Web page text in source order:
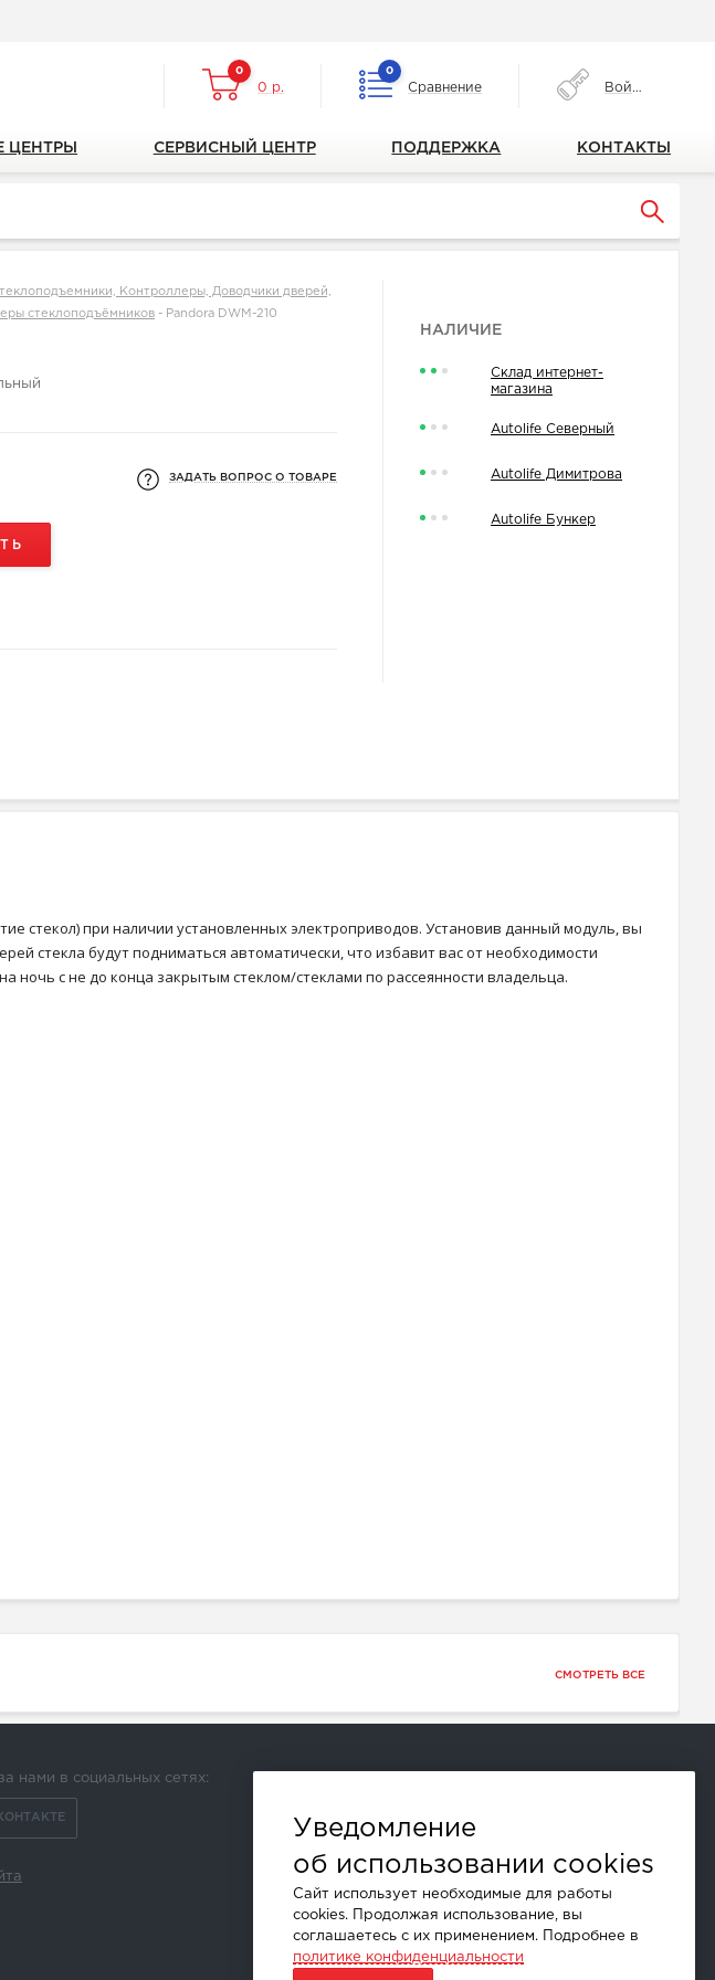
0
0 р.
0
Сравнение Войти
ЦЕНТРЫ СЕРВИСНЫЙ ЦЕНТР ПОДДЕРЖКА КОНТАКТЫ
Контроллеры, Доводчики дверей,
стеклоподъёмников - Pandora DWM-210
ЗАДАТЬ ВОПРОС О ТОВАРЕ
НАЛИЧИЕ
Склад интернет-
магазина
Autolife Северный
Autolife Димитрова
Autolife Бункер
стекол) при наличии установленных электроприводов. Установив данный модуль, вы
стекла будут подниматься автоматически, что избавит вас от необходимости
ночь с не до конца закрытым стеклом/стеклами по рассеянности владельца.
СМОТРЕТЬ ВСЕ
нами в социальных сетях:
и другие
Уведомление
об использовании cookies
Сайт использует необходимые для работы
cookies. Продолжая использование, вы
соглашаетесь с их применением. Подробнее в
политике конфиденциальности